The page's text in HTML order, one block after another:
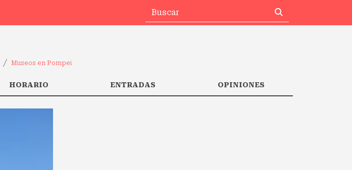
Museos en Pompei
HORARIO ENTRADAS OPINIONES